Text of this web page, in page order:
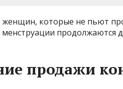
женщин, которые не пьют
продолжаются
продажи